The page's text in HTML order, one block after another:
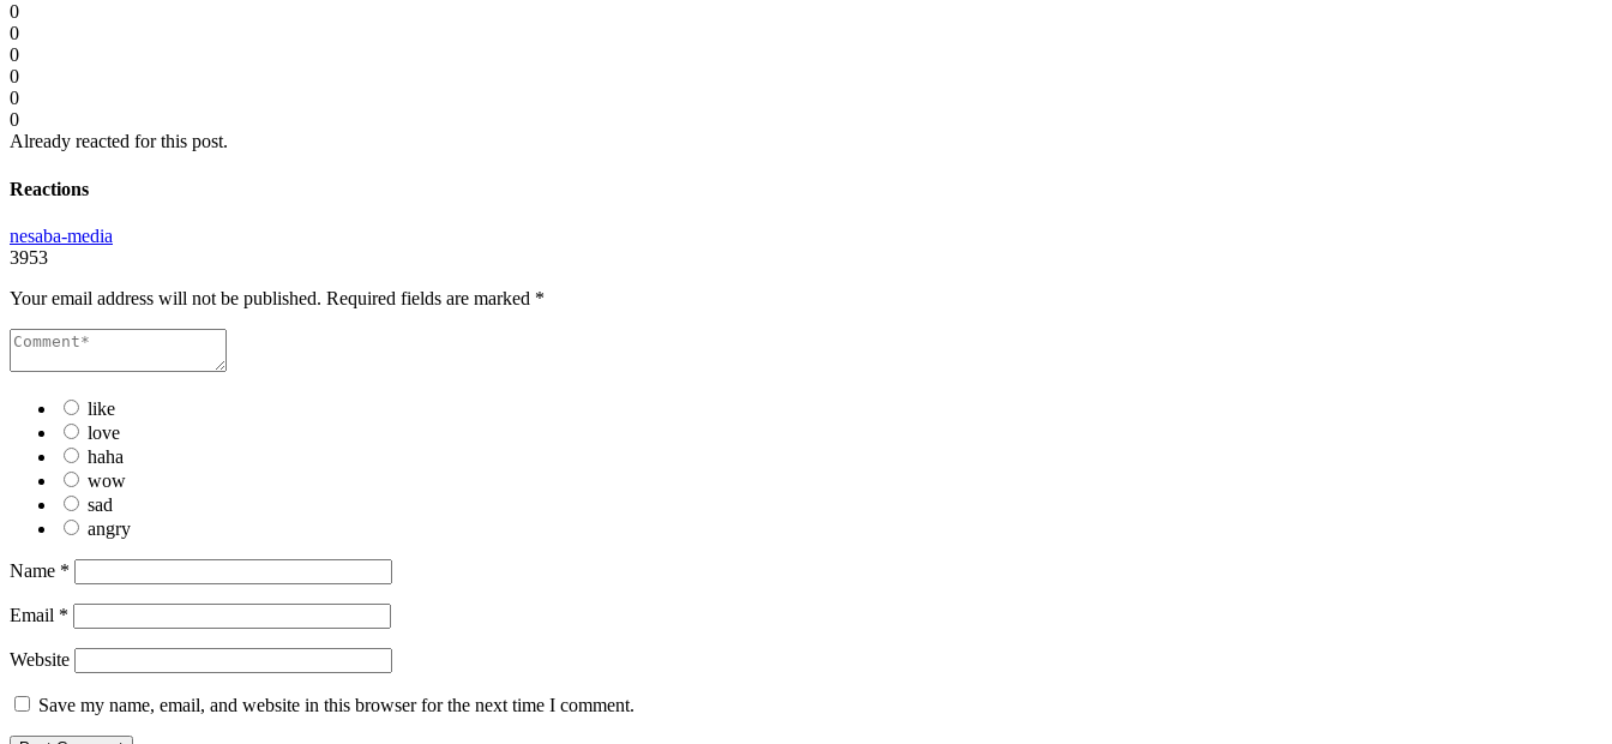
0
0
0
0
0
0
Already reacted for this post.
Reactions
nesaba-media
3953
Your email address will not be published. Required fields are marked *
like
love
haha
wow
sad
angry
Name *
Email *
Website
Save my name, email, and website in this browser for the next time I comment.